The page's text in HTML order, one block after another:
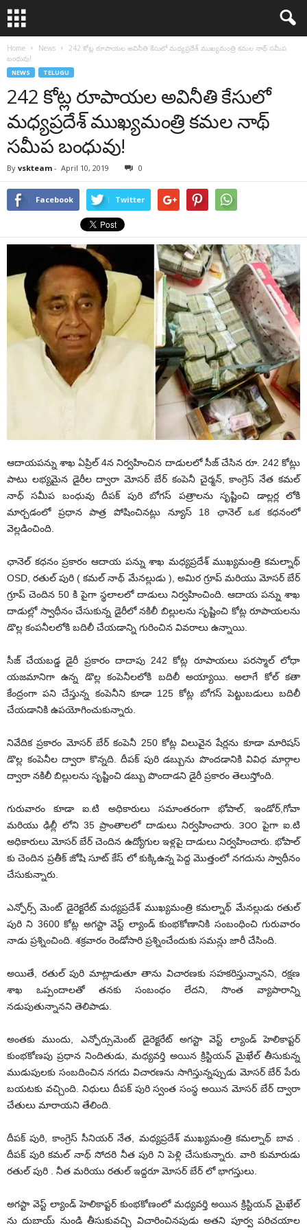
Home News
242 కోట్ల రూపాయల అవినీతి కేసులో మధ్యప్రదేశ్ ముఖ్యమంత్రి కమల నాథ్ సమీప
బంధువు!
NEWS TELUGU
242 కోట్ల రూపాయల అవినీతి కేసులో
మధ్యప్రదేశ్ ముఖ్యమంత్రి కమల నాథ్
సమీప బంధువు!
By vskteam - April 10, 2019 0
Facebook Twitter
ఆదాయపన్ను శాఖ ఏప్రిల్ 4న నిర్వహించిన దాడులలో సీజ్ చేసిన రూ. 242 కోట్లు
పాటు లభ్యమైన డైరీల ద్వారా మోసర్ బేర్ కంపెనీ చైర్మన్, కాంగ్రెస్ నేత కమల్
నాధ్ సమీప బంధువు దీపక్ పురి బోగస్ పత్రాలను సృష్టించి డాల్లర్ల లోకి
మార్చడంలో ప్రధాన పాత్ర పోషించినట్లు న్యూస్ 18 ఛానెల్ ఒక కధనంలో
వెల్లడించింది.
ఛానెల్ కధనం ప్రకారం ఆదాయ పన్ను శాఖ మధ్యప్రదేశ్ ముఖ్యమంత్రి కమల్నాథ్
OSD, రతుల్ పురి ( కమల్ నాథ్ మేనల్లుడు ), అమిర గ్రూప్ మరియు మోసర్ బేర్
గ్రూప్ చెందిన 50 కి పైగా స్థలాలలో దాడులు నిర్వహించింది. ఆదాయ పన్ను శాఖ
దాడుల్లో స్వాధీనం చేసుకున్న డైరీలో నకిలీ బిల్లులను సృష్టించి కోట్ల రూపాయలను
డొల్ల కంపనీలలోకి బదిలీ చేయడాన్ని గురించిన వివరాలు ఉన్నాయి.
సీజ్ చేయబడ్డ డైరీ ప్రకారం దాదాపు 242 కోట్ల రూపాయలు పరస్మాల్ లోధా
యజమానిగా ఉన్న డొల్ల కంపెనీలలోకి బదిలీ అయ్యాయి. అలాగే కోల్ కతా
కేంద్రంగా పని చేస్తున్న కంపెనీని కూడా 125 కోట్ల బోగస్ పెట్టుబడులు బదిలీ
చేయడానికి ఉపయోగించుకున్నారు.
నివేదిక ప్రకారం మోసర్ బేర్ కంపెనీ 250 కోట్ల విలువైన షేర్లను కూడా మారిషస్
డొల్ల కంపెనీల ద్వారా కొన్నది. దీపక్ పురి డబ్బును పొందడానికి వివిధ మార్గాల
ద్వారా నకిలీ బిల్లులను సృష్టించి డబ్బు పొందాడని డైరీ ప్రకారం తెలుస్తోంది.
గురువారం కూడా ఐ.టి అధికారులు సమాంతరంగా భోపాల్, ఇండోర్,గోవా
మరియు ఢిల్లీ లోని 35 ప్రాంతాలలో దాడులు నిర్వహించారు. ౩౦౦ పైగా ఐ.టి
అధికారులు మోసర్ బేర్ చెందిన ఉద్యోగుల ఇళ్లపై దాడులు నిర్వహించారు. భోపాల్
కు చెందిన ప్రతీక్ జోషి సూట్ కేస్ లో కుక్కిఉన్న పెద్ద మొత్తంలో నగదును స్వాధీనం
చేసుకున్నారు.
ఎన్ఫోర్స్ మెంట్ డైరెక్టరేట్ మధ్యప్రదేశ్ ముఖ్యమంత్రి కమల్నాథ్ మేనల్లుడు రతుల్
పురి ని 3600 కోట్ల అగస్టా వెస్ట్ ల్యాండ్ కుంభకోణానికి సంబంధించి గురువారం
నాడు ప్రశ్నించింది. శక్రవారం రెండోసారి ప్రశ్నించేందుకు సమన్లు జారీ చేసింది.
అయితే, రతుల్ పురి మాట్లాడుతూ తాను విచారణకు సహకరిస్తున్నానని, రక్షణ
శాఖ ఒప్పందాలతో తనకు సంబంధం లేదని, సొంత వ్యాపారాన్ని
నడుపుతున్నానని తెలిపాడు.
అంతకు ముందు, ఎన్ఫోర్సుమెంట్ డైరెక్టరేట్ అగస్టా వెస్ట్ ల్యాండ్ హెలికాప్టర్
కుంభకోణపు ప్రధాన నిందితుడు, మధ్యవర్తి అయిన క్రిస్టియన్ మైఖేల్ తీసుకున్న
ముడుపులకు సంబదించిన నగదు విచారణను సాగిస్తున్నప్పుడు మోసర్ బేర్ పేరు
బయటకు వచ్చింది. నిధులు దీపక్ పురి స్వంత సంస్థ అయిన మోసర్ బేర్ ద్వారా
చేతులు మారాయని తేలింది.
దీపక్ పురి, కాంగ్రెస్ సీనియర్ నేత, మధ్యప్రదేశ్ ముఖ్యమంత్రి కమల్నాథ్ బావ .
దీపక్ పురి కమల్ నాథ్ సోదరి నీత పురి ని పెళ్లి చేసుకున్నారు. వారి కుమారుడు
రతుల్ పురి . నీత మరియు రతుల్ ఇద్దరూ మోసర్ బేర్ లో భాగస్తులు.
అగస్టా వెస్ట్ ల్యాండ్ హెలికాప్టర్ కుంభకోణంలో మధ్యవర్తి అయిన క్రిస్టియన్ మైఖేల్
ను దుబాయ్ నుండి తీసుకువచ్చి విచారించినపుడు అతని పూర్వ పరిచయాల